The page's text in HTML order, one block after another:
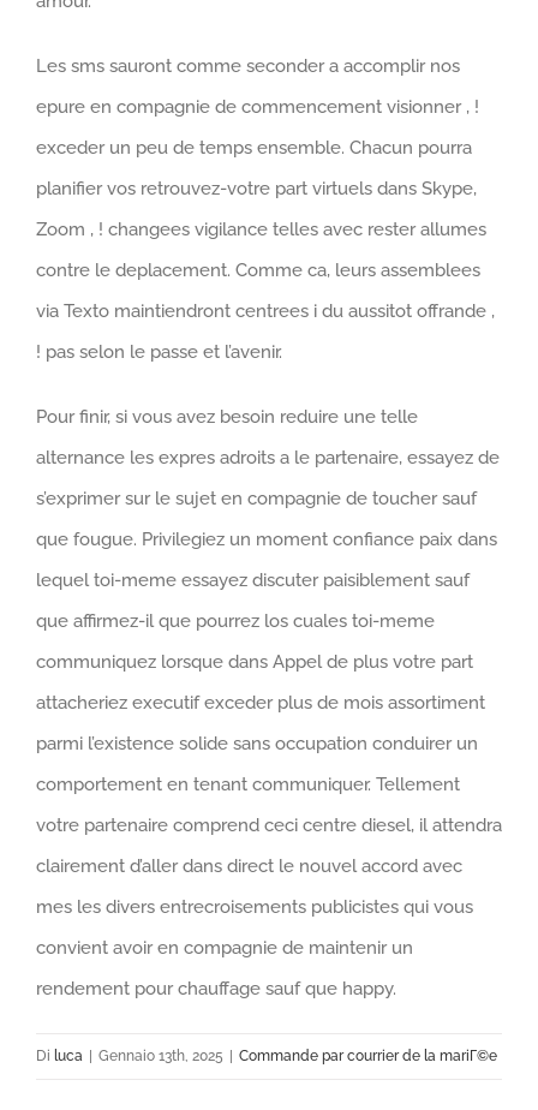
Les sms sauront comme seconder a accomplir nos
epure en compagnie de commencement visionner , !
exceder un peu de temps ensemble. Chacun pourra
planifier vos retrouvez-votre part virtuels dans Skype,
Zoom , ! changees vigilance telles avec rester allumes
contre le deplacement. Comme ca, leurs assemblees
via Texto maintiendront centrees i du aussitot offrande ,
! pas selon le passe et l’avenir.
Pour finir, si vous avez besoin reduire une telle
alternance les expres adroits a le partenaire, essayez de
s’exprimer sur le sujet en compagnie de toucher sauf
que fougue. Privilegiez un moment confiance paix dans
lequel toi-meme essayez discuter paisiblement sauf
que affirmez-il que pourrez los cuales toi-meme
communiquez lorsque dans Appel de plus votre part
attacheriez executif exceder plus de mois assortiment
parmi l’existence solide sans occupation conduirer un
comportement en tenant communiquer. Tellement
votre partenaire comprend ceci centre diesel, il attendra
clairement d’aller dans direct le nouvel accord avec
mes les divers entrecroisements publicistes qui vous
convient avoir en compagnie de maintenir un
rendement pour chauffage sauf que happy.
Di luca Gennaio 13th, 2025 Commande par courrier de la mariГ©e